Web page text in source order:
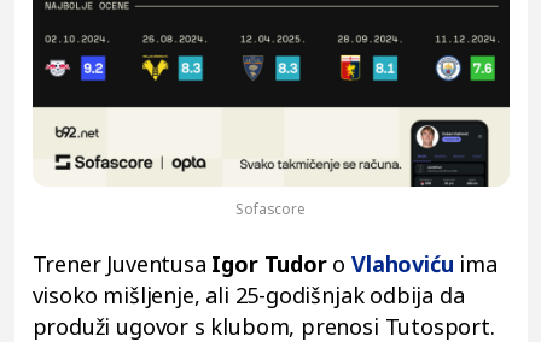
Sofascore
Trener Juventusa Igor Tudor oVlahoviću ima
visoko mišljenje, ali 25-godišnjak odbija da
produži ugovor s klubom, prenosi Tutosport.